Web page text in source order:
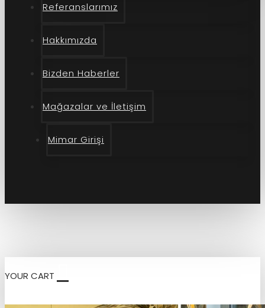
Referanslarımız
Hakkımızda
Bizden Haberler
Mağazalar ve İletişim
Mimar Girişi
YOUR CART